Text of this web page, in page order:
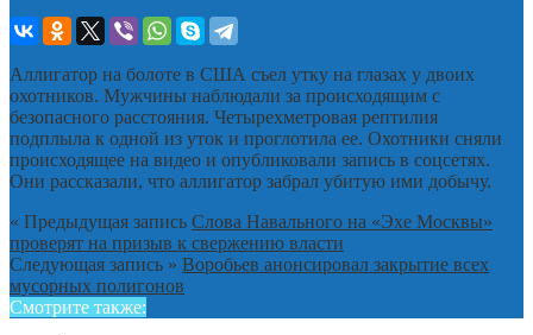
Аллигатор на болоте в США съел утку на глазах у двоих
охотников. Мужчины наблюдали за происходящим с
безопасного расстояния. Четырехметровая рептилия
подплыла к одной из уток и проглотила ее. Охотники сняли
происходящее на видео и опубликовали запись в соцсетях.
Они рассказали, что аллигатор забрал убитую ими добычу.
« Предыдущая запись Слова Навального на «Эхе Москвы»
проверят на призыв к свержению власти
Следующая запись » Воробьев анонсировал закрытие всех
мусорных полигонов
Смотрите также: